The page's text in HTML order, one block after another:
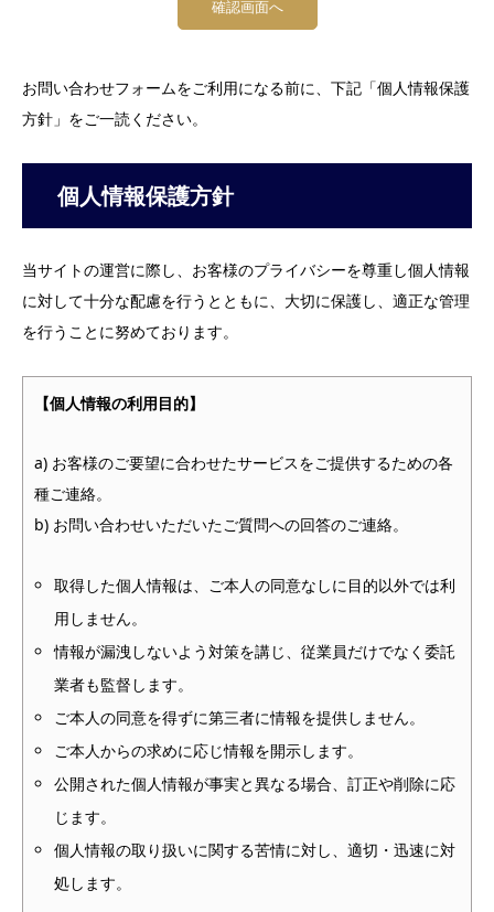
お問い合わせフォームをご利用になる前に、下記「個人情報保護
方針」をご一読ください。
個人情報保護方針
当サイトの運営に際し、お客様のプライバシーを尊重し個人情報
に対して十分な配慮を行うとともに、大切に保護し、適正な管理
を行うことに努めております。
【個人情報の利用目的】
a) お客様のご要望に合わせたサービスをご提供するための各
種ご連絡。
b) お問い合わせいただいたご質問への回答のご連絡。
取得した個人情報は、ご本人の同意なしに目的以外では利
用しません。
情報が漏洩しないよう対策を講じ、従業員だけでなく委託
業者も監督します。
ご本人の同意を得ずに第三者に情報を提供しません。
ご本人からの求めに応じ情報を開示します。
公開された個人情報が事実と異なる場合、訂正や削除に応
じます。
個人情報の取り扱いに関する苦情に対し、適切・迅速に対
処します。